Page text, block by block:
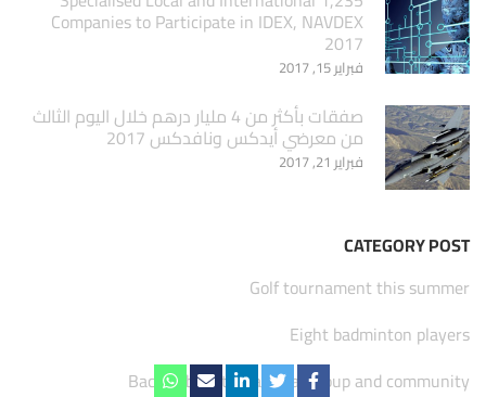
Companies to Participate in IDEX, NAVDEX
2017
فبراير 15, 2017
صفقات بأكثر من 4 مليار درهم خلال اليوم الثالث
من معرضي أيدكس ونافدكس 2017
فبراير 21, 2017
CATEGORY POST
Golf tournament this summer
Eight badminton players
Backed by international group and community